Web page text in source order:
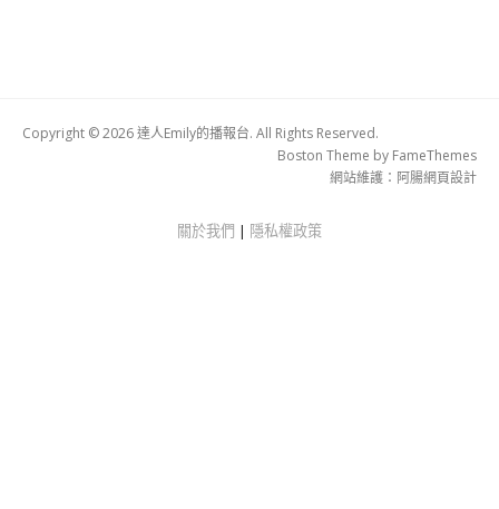
Copyright © 2026 達人Emily的播報台. All Rights Reserved.
Boston Theme by FameThemes
網站維護： 阿腸網頁設計
關於我們 | 隱私權政策